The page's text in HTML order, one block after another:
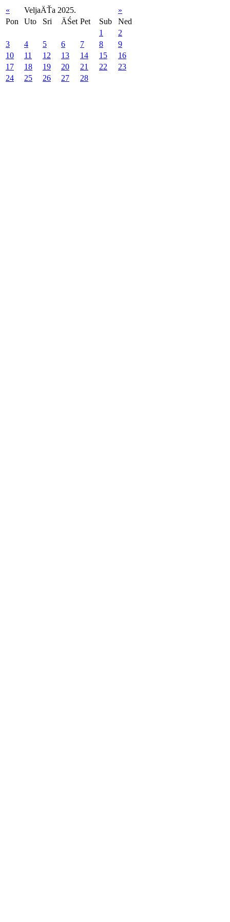
« VeljaÄŤa 2025.
»
Pon
Uto Sri ÄŚet Pet Sub
Ned
1
2
3
4 5 6 7 8
9
10
11 12 13 14 15
16
17
18 19 20 21 22
23
24
25 26 27 28